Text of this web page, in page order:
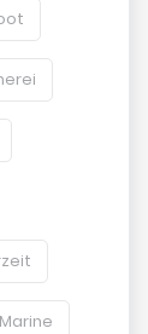
Marine